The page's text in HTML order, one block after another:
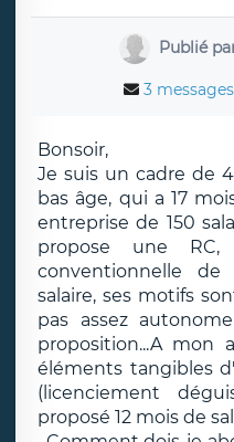
Publié
3 messages
Bonsoir,
Je suis un cadre de
bas âge, qui a 17
entreprise de 150
propose une
conventionnelle
salaire, ses motifs
pas assez
proposition...A mon
éléments tangibles
(licenciement
proposé 12 mois de